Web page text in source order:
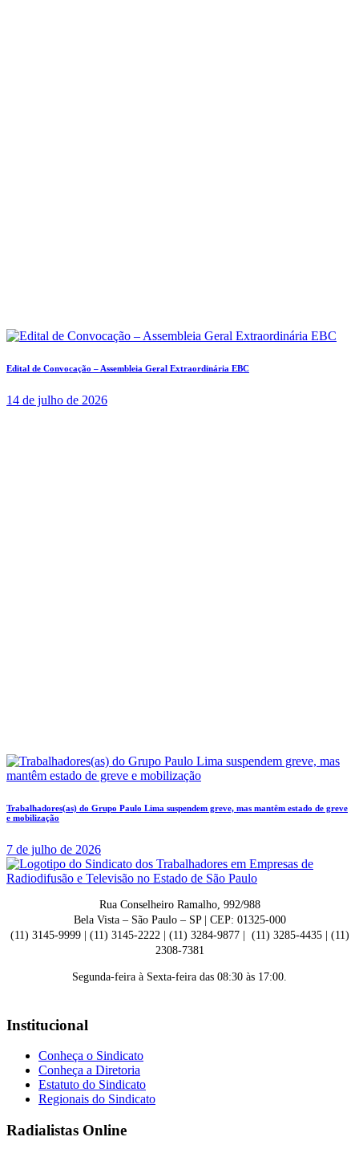
Edital de Convocação – Assembleia Geral Extraordinária EBC
14 de julho de 2026
Trabalhadores(as) do Grupo Paulo Lima suspendem greve, mas mantêm estado de greve
e mobilização
7 de julho de 2026
Rua Conselheiro Ramalho, 992/988
Bela Vista – São Paulo – SP | CEP: 01325-000
(11) 3145-9999 | (11) 3145-2222 | (11) 3284-9877 | (11) 3285-4435 | (11)
2308-7381
Segunda-feira à Sexta-feira das 08:30 às 17:00.
Institucional
Conheça o Sindicato
Conheça a Diretoria
Estatuto do Sindicato
Regionais do Sindicato
Radialistas Online